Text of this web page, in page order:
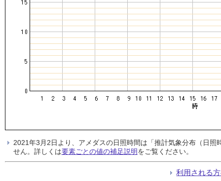
2021年3月2日より、アメダスの日照時間は「推計気象分布（日
せん。詳しくは要素ごとの値の補足説明をご覧ください。
利用される